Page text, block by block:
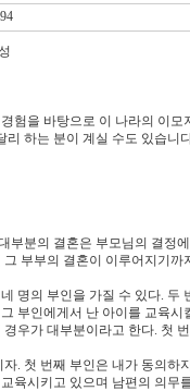
험을 바탕으로 이 나라의 이
리 하는 분이 계실 수도 있습니
부분의 결혼은 부모님의 결정
부부의 결혼이 이루어지기
명의 부인을 가질 수 있다.
부인에게서 난 아이를 교육
우가 대부분이라고 한다. 첫
. 첫 번째 부인은 내가 동의
육시키고 있으며 남편의 의무